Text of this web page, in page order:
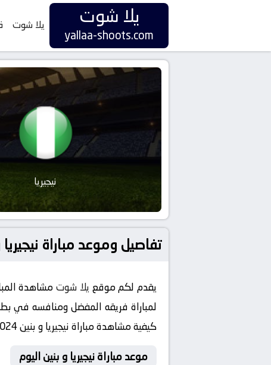
يلا شوت
yallaa-shoots.com
يلا شوت
نيجيريا
تفاصيل وموعد مباراة نيجيريا و بنين بتاريخ 2024-09-07 في دوري
يقدم لكم موقع يلا شوت مشاهدة
لمباراة فريقه المفضل ومنافسه في بطولة تصفيات كأس
كيفية مشاهدة مباراة نيجيريا و بنين 2024-09-07 بث مباشر في هذه البطولة المثيرة.
موعد مباراة نيجيريا و بنين اليوم